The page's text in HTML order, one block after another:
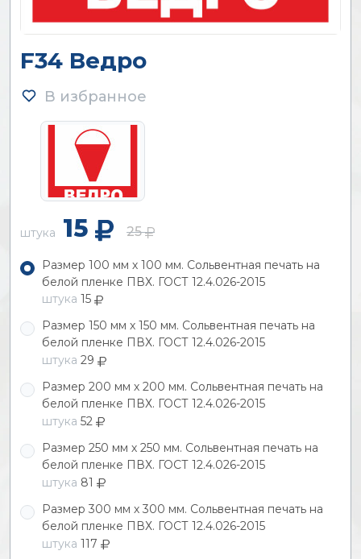
F34 Ведро
В избранное
штука 15 25
Размер 100 мм х 100 мм. Сольвентная печать на
белой пленке ПВХ. ГОСТ 12.4.026-2015
штука 15
Размер 150 мм х 150 мм. Сольвентная печать на
белой пленке ПВХ. ГОСТ 12.4.026-2015
штука 29
Размер 200 мм х 200 мм. Сольвентная печать на
белой пленке ПВХ. ГОСТ 12.4.026-2015
штука 52
Размер 250 мм х 250 мм. Сольвентная печать на
белой пленке ПВХ. ГОСТ 12.4.026-2015
штука 81
Размер 300 мм х 300 мм. Сольвентная печать на
белой пленке ПВХ. ГОСТ 12.4.026-2015
штука 117